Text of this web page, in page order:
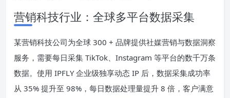
营销科技行业：全球多平台数据采集
某营销科技公司为全球 300 + 品牌提供社媒营销与数据洞察
服务，需要每日采集 TikTok、Instagram 等平台的数千万条
数据。使用 IPFLY 企业级独享动态 IP 后，数据采集成功率
从 35% 提升至 98%，每日数据处理量提升 8 倍，客户满意